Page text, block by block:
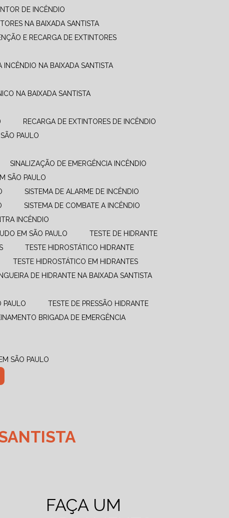
DE INCÊNDIO
NA BAIXADA SANTISTA
E RECARGA DE EXTINTORES
INCÊNDIO NA BAIXADA SANTISTA
NA BAIXADA SANTISTA
RECARGA DE EXTINTORES DE INCÊNDIO
PAULO
SINALIZAÇÃO DE EMERGÊNCIA INCÊNDIO
SÃO PAULO
SISTEMA DE ALARME DE INCÊNDIO
SISTEMA DE COMBATE A INCÊNDIO​
INCÊNDIO
EM SÃO PAULO
TESTE DE HIDRANTE
TESTE HIDROSTÁTICO HIDRANTE
TESTE HIDROSTÁTICO EM HIDRANTES
DE HIDRANTE NA BAIXADA SANTISTA
PAULO
TESTE DE PRESSÃO HIDRANTE
BRIGADA DE EMERGÊNCIA
SÃO PAULO
FAÇA UM